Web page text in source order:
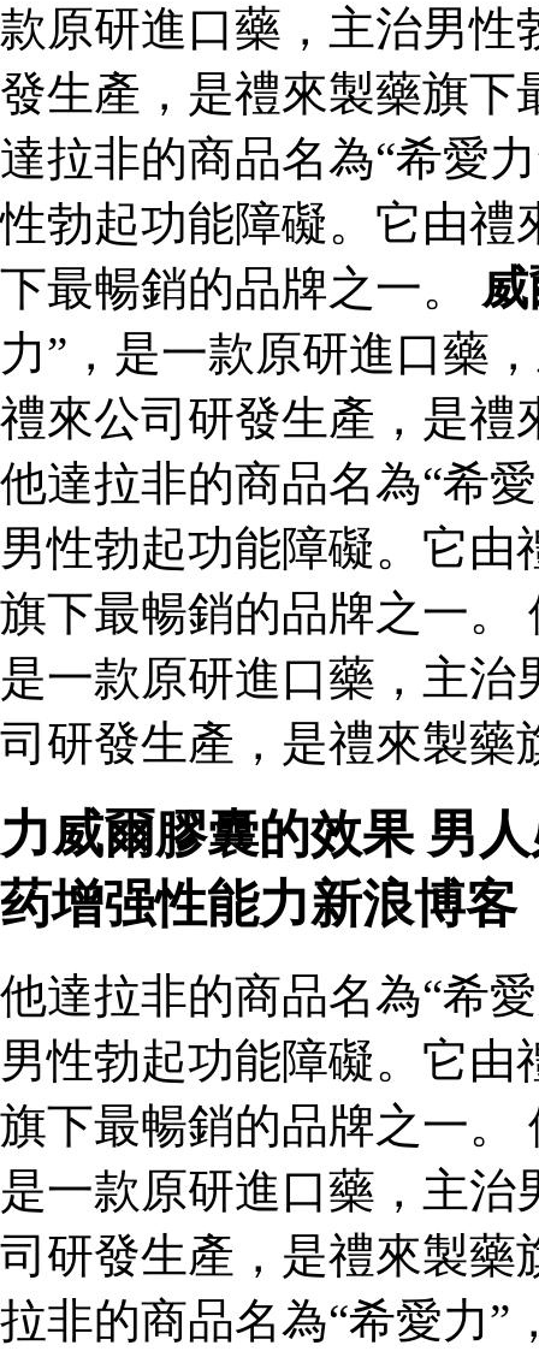
款原研進口藥，主治男性
發生產，是禮來製藥旗
達拉非的商品名為“希愛
性勃起功能障礙。它由禮
下最暢銷的品牌之一。
力”，是一款原研進口藥
禮來公司研發生產，是禮
他達拉非的商品名為“希
男性勃起功能障礙。它
旗下最暢銷的品牌之一。
是一款原研進口藥，主
司研發生產，是禮來製藥
力威爾膠囊的效果 男
药增强性能力新浪博客
他達拉非的商品名為“希
男性勃起功能障礙。它
旗下最暢銷的品牌之一。
是一款原研進口藥，主
司研發生產，是禮來製藥
拉非的商品名為“希愛力”